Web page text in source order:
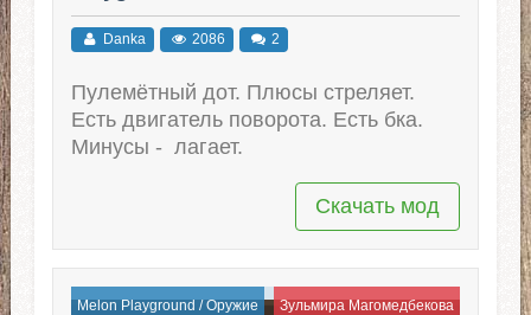
Danka 2086 2
Пулемётный дот. Плюсы стреляет.
Есть двигатель поворота. Есть бка.
Минусы - лагает.
Скачать мод
Melon Playground/Оружие Зульмира Магомедбекова